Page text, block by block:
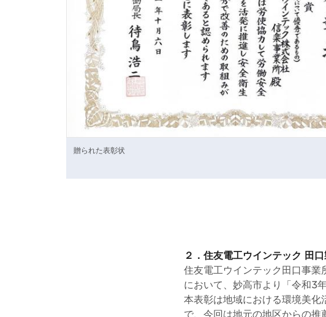
贈られた表彰状
２．住友電工ウインテック 田
住友電工ウインテック田口事
において、妙高市より「令和3
本表彰は地域における環境美
で、今回は地元の地区からの推